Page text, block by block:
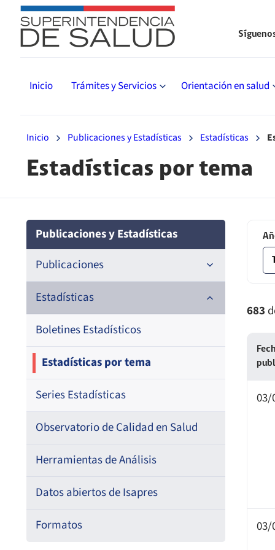
Inicio Trámites y Servicios Orientación en salud
Inicio Publicaciones y Estadísticas Estadísticas
Estadísticas por tema
Publicaciones y Estadísticas
Publicaciones
Documentos de trabajo
Documentos metodológicos
Estadísticas
Boletines Estadísticos
Estadísticas por tema
Series Estadísticas
Observatorio de Calidad en Salud
Herramientas de Análisis
Datos abiertos de Isapres
Formatos
683
03/
03/